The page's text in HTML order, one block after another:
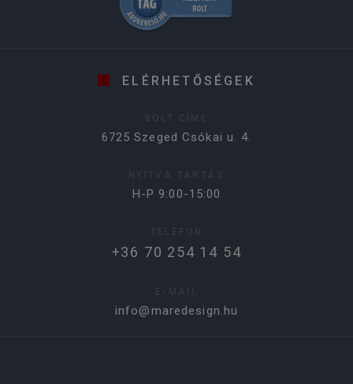
ELÉRHETŐSÉGEK
6725 Szeged Csókai u. 4.
H-P 9:00-15:00
+36 70 254 14 54
info@maredesign.hu